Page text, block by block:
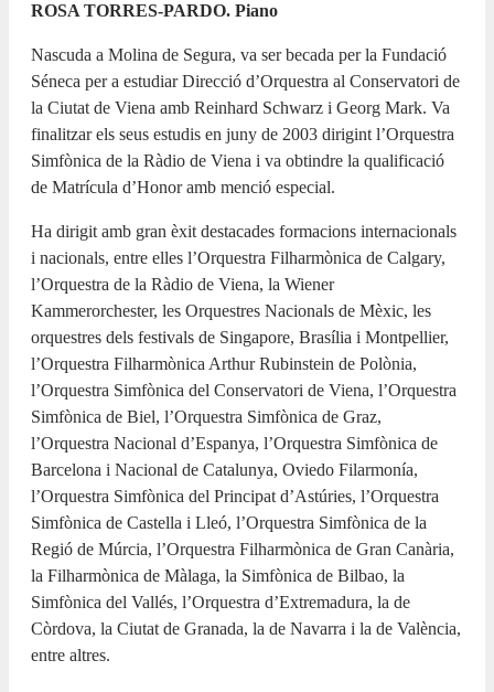
ROSA TORRES-PARDO. Piano
Nascuda a Molina de Segura, va ser becada per la Fundació
Séneca per a estudiar Direcció d’Orquestra al Conservatori de
la Ciutat de Viena amb Reinhard Schwarz i Georg Mark. Va
finalitzar els seus estudis en juny de 2003 dirigint l’Orquestra
Simfònica de la Ràdio de Viena i va obtindre la qualificació
de Matrícula d’Honor amb menció especial.
Ha dirigit amb gran èxit destacades formacions internacionals
i nacionals, entre elles l’Orquestra Filharmònica de Calgary,
l’Orquestra de la Ràdio de Viena, la Wiener
Kammerorchester, les Orquestres Nacionals de Mèxic, les
orquestres dels festivals de Singapore, Brasília i Montpellier,
l’Orquestra Filharmònica Arthur Rubinstein de Polònia,
l’Orquestra Simfònica del Conservatori de Viena, l’Orquestra
Simfònica de Biel, l’Orquestra Simfònica de Graz,
l’Orquestra Nacional d’Espanya, l’Orquestra Simfònica de
Barcelona i Nacional de Catalunya, Oviedo Filarmonía,
l’Orquestra Simfònica del Principat d’Astúries, l’Orquestra
Simfònica de Castella i Lleó, l’Orquestra Simfònica de la
Regió de Múrcia, l’Orquestra Filharmònica de Gran Canària,
la Filharmònica de Màlaga, la Simfònica de Bilbao, la
Simfònica del Vallés, l’Orquestra d’Extremadura, la de
Còrdova, la Ciutat de Granada, la de Navarra i la de València,
entre altres.